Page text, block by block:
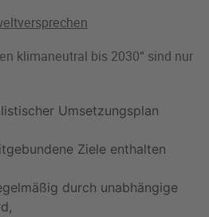
klimaneutral bis 2030“ sind nur
Umsetzungsplan
Ziele enthalten
durch unabhängige